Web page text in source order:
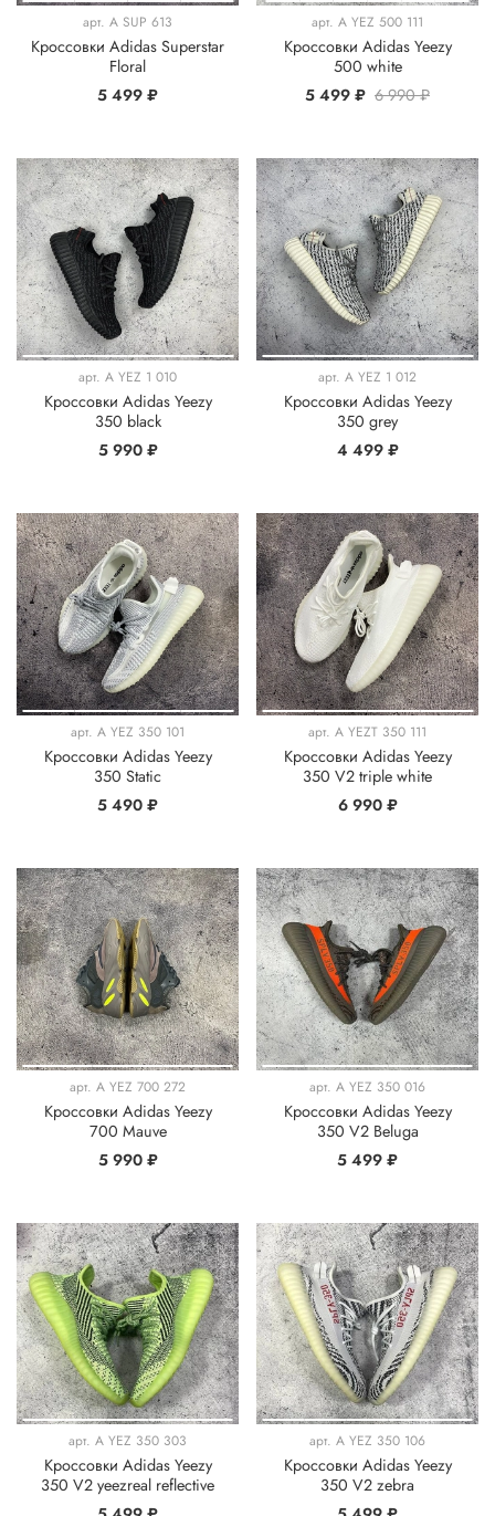
арт. A SUP 613
Кроссовки Adidas Superstar
Floral
5 499 ₽
арт. A YEZ 500 111
Кроссовки Adidas Yeezy
500 white
5 499 ₽ 6 990 ₽
арт. A YEZ 1 010
Кроссовки Adidas Yeezy
350 black
5 990 ₽
арт. A YEZ 1 012
Кроссовки Adidas Yeezy
350 grey
4 499 ₽
арт. A YEZ 350 101
Кроссовки Adidas Yeezy
350 Static
5 490 ₽
арт. A YEZT 350 111
Кроссовки Adidas Yeezy
350 V2 triple white
6 990 ₽
арт. A YEZ 700 272
Кроссовки Adidas Yeezy
700 Mauve
5 990 ₽
арт. A YEZ 350 016
Кроссовки Adidas Yeezy
350 V2 Beluga
5 499 ₽
арт. A YEZ 350 303
Кроссовки Adidas Yeezy
350 V2 yeezreal reflective
арт. A YEZ 350 106
Кроссовки Adidas Yeezy
350 V2 zebra